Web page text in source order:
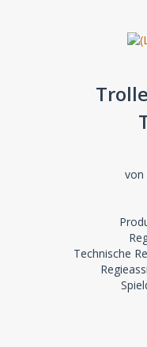
von
Technische